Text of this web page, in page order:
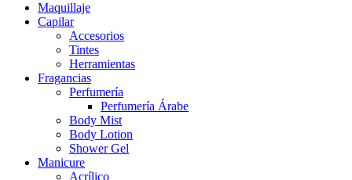
Maquillaje
Capilar
Accesorios
Tintes
Herramientas
Fragancias
Perfumería
Perfumería Árabe
Body Mist
Body Lotion
Shower Gel
Manicure
Acrílico